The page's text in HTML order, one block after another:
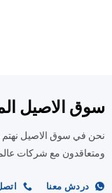
سوق الاصيل
نحن في سوق الاصيل نهتم
ومتعاقدون مع شركات
دردش معنا